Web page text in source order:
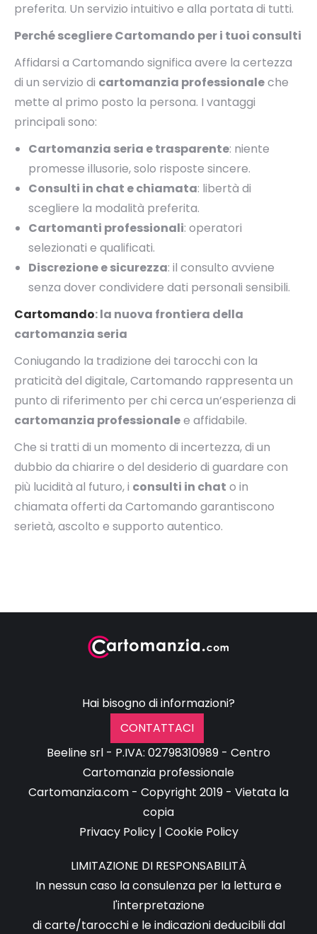
preferita. Un servizio intuitivo e alla portata di tutti.
Perché scegliere Cartomando per i tuoi consulti
Affidarsi a Cartomando significa avere la certezza
di un servizio di cartomanzia professionaleche
mette al primo posto la persona. I vantaggi
principali sono:
Cartomanzia seria e trasparente: niente
promesse illusorie, solo risposte sincere.
Consulti in chat e chiamata: libertà di
scegliere la modalità preferita.
Cartomanti professionali: operatori
selezionati e qualificati.
Discrezione e sicurezza: il consulto avviene
senza dover condividere dati personali sensibili.
Cartomando: la nuova frontiera della
cartomanzia seria
Coniugando la tradizione dei tarocchi con la
praticità del digitale, Cartomando rappresenta un
punto di riferimento per chi cerca un’esperienza di
cartomanzia professionalee affidabile.
Che si tratti di un momento di incertezza, di un
dubbio da chiarire o del desiderio di guardare con
più lucidità al futuro, i consulti in chat o in
chiamata offerti da Cartomando garantiscono
serietà, ascolto e supporto autentico.
Hai bisogno di informazioni?
CONTATTACI
Beeline srl - P.IVA: 02798310989 - Centro
Cartomanzia professionale
Cartomanzia.com - Copyright 2019 - Vietata la
copia
Privacy Policy| Cookie Policy
LIMITAZIONE DI RESPONSABILITÀ
In nessun caso la consulenza per la lettura e
l'interpretazione
di carte/tarocchi e le indicazioni deducibili dal